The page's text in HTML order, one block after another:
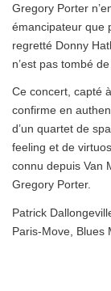
Gregory Porter
émancipateur que
regretté Donny
n’est pas tombé
Ce concert, capté
confirme en
d’un quartet de
feeling et de
connu depuis Van
Gregory Porter.
Patrick
Paris-Move, Blues